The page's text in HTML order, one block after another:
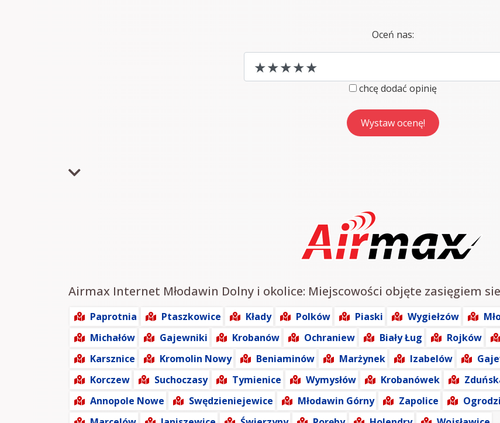
Oceń nas:
chcę dodać opinię
Airmax Internet Młodawin Dolny i okolice: Miejscowości objęte zasięgiem
Paprotnia Ptaszkowice Kłady Polków Piaski Wygiełzów
Michałów
Gajewniki Krobanów Ochraniew Biały Ług Rojków
Karsznice
Kromolin Nowy Beniaminów Marżynek Izabelów
Korczew
Suchoczasy Tymienice Wymysłów Krobanówek
Annopole Nowe
Swędzieniejewice Młodawin Górny Zapolice